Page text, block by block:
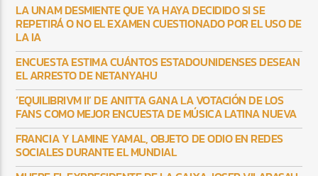
LA UNAM DESMIENTE QUE YA HAYA DECIDIDO SI SE
REPETIRÁ O NO EL EXAMEN CUESTIONADO POR EL USO DE
LA IA
ENCUESTA ESTIMA CUÁNTOS ESTADOUNIDENSES DESEAN
EL ARRESTO DE NETANYAHU
‘EQUILIBRIVM II’ DE ANITTA GANA LA VOTACIÓN DE LOS
FANS COMO MEJOR ENCUESTA DE MÚSICA LATINA NUEVA
FRANCIA Y LAMINE YAMAL, OBJETO DE ODIO EN REDES
SOCIALES DURANTE EL MUNDIAL